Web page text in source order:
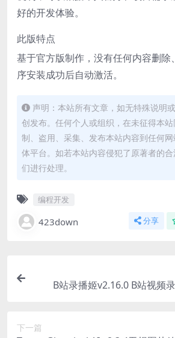
好的开发体验。
此版特点
基于官方版制作，没有任何内容删除
序安装成功后自动激活。
声明：本站所有文章，如无特殊说明
创发布。任何个人或组织，在未征得本
制、盗用、采集、发布本站内容到任何
体平台。如若本站内容侵犯了原著者的
们进行处理。
编程开发
423down 分享
B站录播姬v2.16.0 B站视频
下一篇